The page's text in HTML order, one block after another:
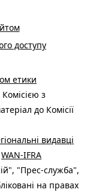
доступу
етики
з
до Комісії
видавці
WAN-IFRA
"Прес-служба",
на правах